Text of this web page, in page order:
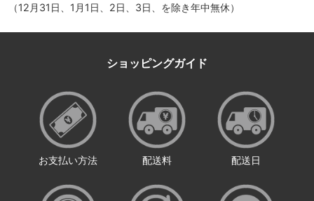
（12月31日、1月1日、2日、3日、を除き年中無休）
ショッピングガイド
お支払い方法 配送料 配送日